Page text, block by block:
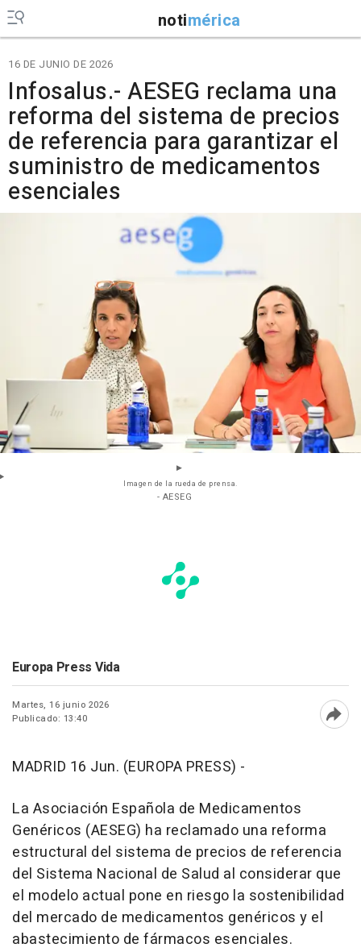
notimérica
16 DE JUNIO DE 2026
Infosalus.- AESEG reclama una
reforma del sistema de precios
de referencia para garantizar el
suministro de medicamentos
esenciales
Imagen de la rueda de prensa.
- AESEG
Europa Press Vida
Martes, 16 junio 2026
Publicado: 13:40
MADRID 16 Jun. (EUROPA PRESS) -
La Asociación Española de Medicamentos
Genéricos (AESEG) ha reclamado una reforma
estructural del sistema de precios de referencia
del Sistema Nacional de Salud al considerar que
el modelo actual pone en riesgo la sostenibilidad
del mercado de medicamentos genéricos y el
abastecimiento de fármacos esenciales.